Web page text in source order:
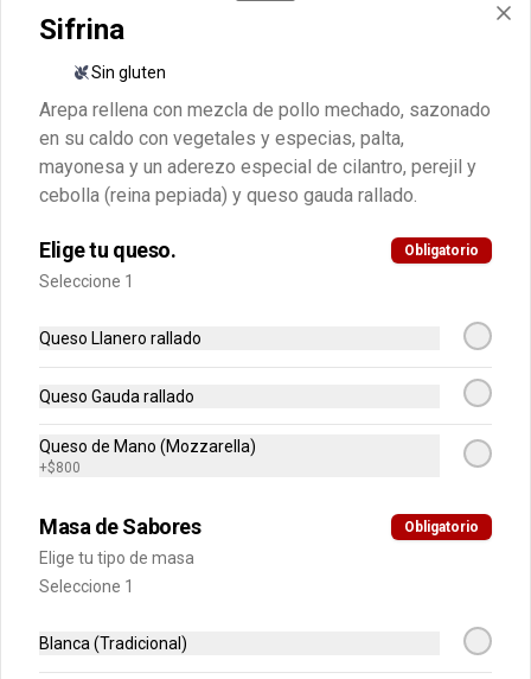
Chucherias Venezolanas (Puede
contener Gluten)
Sifrina
Sin gluten
Arepa rellena con mezcla de pollo mechado, sazonado
en su caldo con vegetales y especias, palta,
mayonesa y un aderezo especial de cilantro, perejil y
cebolla (reina pepiada) y queso gauda rallado.
Elige tu queso. Obligatorio
Seleccione 1
Queso Llanero rallado
Queso Gauda rallado
Queso de Mano (Mozzarella)
+$800
Masa de Sabores Obligatorio
Elige tu tipo de masa
Seleccione 1
Blanca (Tradicional)